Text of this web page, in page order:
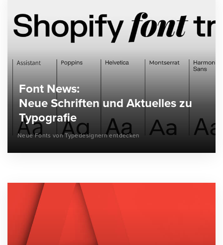
Font News:
Neue Schriften und Aktuelles zu
Typografie
Neue Fonts von Typedesignern entdecken